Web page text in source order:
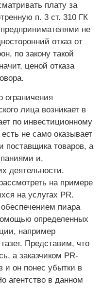
плату за
п. 3 ст. 310 ГК
не
отказ от
по закону такой
ценой отказа
ограничения
лица возникает в
по инвестиционному
не само оказывает
поставщика товаров, а
и,
деятельности.
на примере
на услугах PR.
обеспечением пиара
определенных
например
Представим, что
а заказчиком PR-
и он понес убытки в
агентство в данном